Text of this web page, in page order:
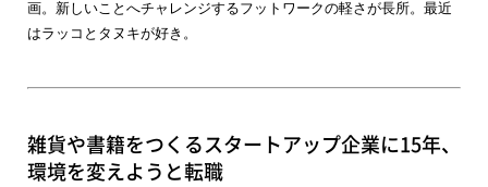
画。新しいことへチャレンジするフットワークの軽さが長所。最近
はラッコとタヌキが好き。
雑貨や書籍をつくるスタートアップ企業に15年、
環境を変えようと転職